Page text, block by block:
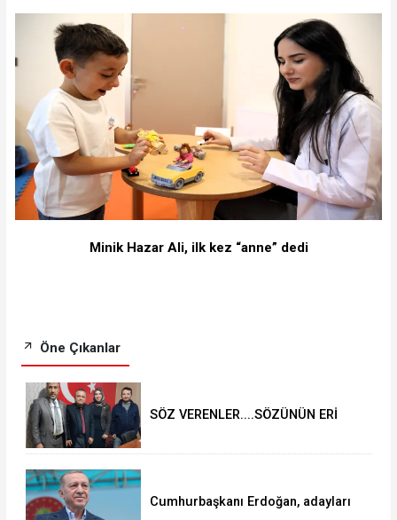
Minik Hazar Ali, ilk kez “anne” dedi
Öne Çıkanlar
SÖZ VERENLER....SÖZÜNÜN ERİ
Cumhurbaşkanı Erdoğan, adayları